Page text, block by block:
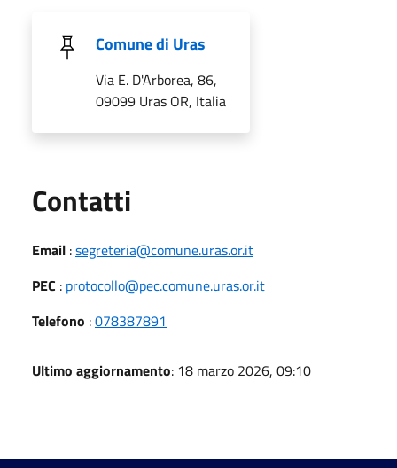
Comune di Uras
Via E. D'Arborea, 86,
09099 Uras OR, Italia
Contatti
Email :segreteria@comune.uras.or.it
PEC : protocollo@pec.comune.uras.or.it
Telefono :078387891
Ultimo aggiornamento: 18 marzo 2026, 09:10